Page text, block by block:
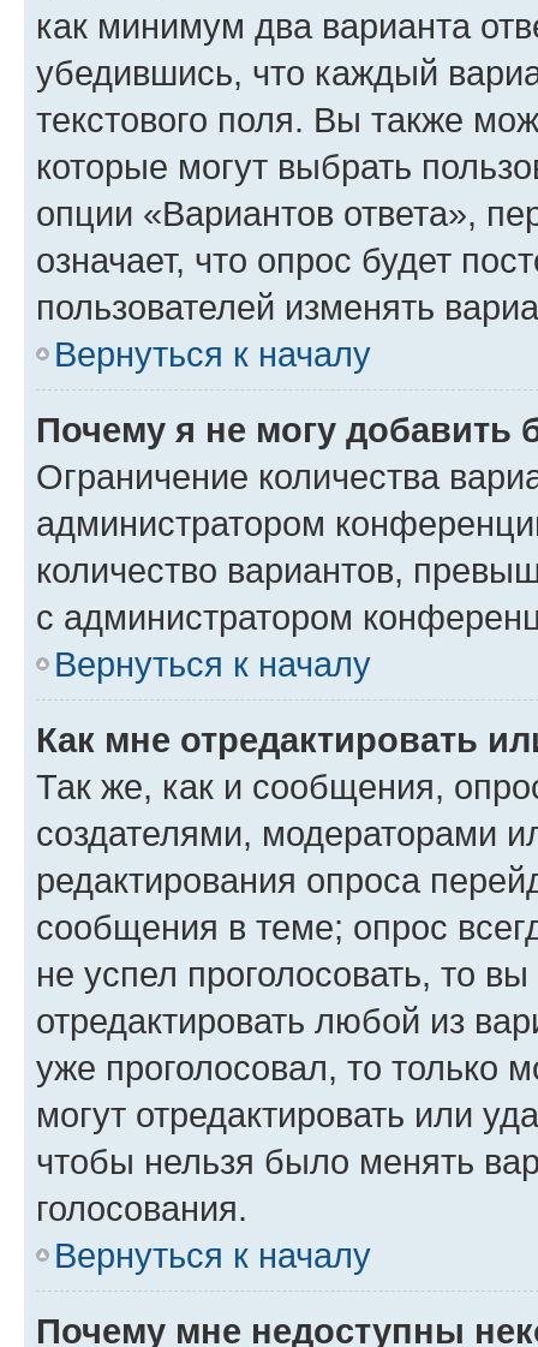
как минимум два варианта
убедившись, что каждый
текстового поля. Вы также
которые могут выбрать
опции «Вариантов ответа»,
означает, что опрос будет
пользователей изменять
Вернуться к началу
Почему я не могу добавить
Ограничение количества
администратором
количество вариантов,
с администратором
Вернуться к началу
Как мне отредактировать
Так же, как и сообщения,
создателями, модераторами
редактирования опроса
сообщения в теме; опрос
не успел проголосовать, то
отредактировать любой из
уже проголосовал, то только
могут отредактировать или
чтобы нельзя было менять
голосования.
Вернуться к началу
Почему мне недоступны